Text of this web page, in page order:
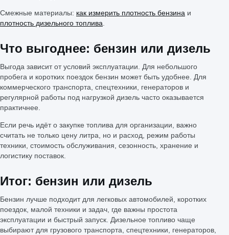
Смежные материалы: как измерить плотность бензина и
плотность дизельного топлива
Что выгоднее: бензин или дизель
Выгода зависит от условий эксплуатации. Для небольшого
пробега и коротких поездок бензин может быть удобнее. Для
коммерческого транспорта, спецтехники, генераторов и
регулярной работы под нагрузкой дизель часто оказывается
практичнее.
Если речь идёт о закупке топлива для организации, важно
считать не только цену литра, но и расход, режим работы
техники, стоимость обслуживания, сезонность, хранение и
логистику поставок.
Итог: бензин или дизель
Бензин лучше подходит для легковых автомобилей, коротких
поездок, малой техники и задач, где важны простота
эксплуатации и быстрый запуск. Дизельное топливо чаще
выбирают для грузового транспорта, спецтехники, генераторов,